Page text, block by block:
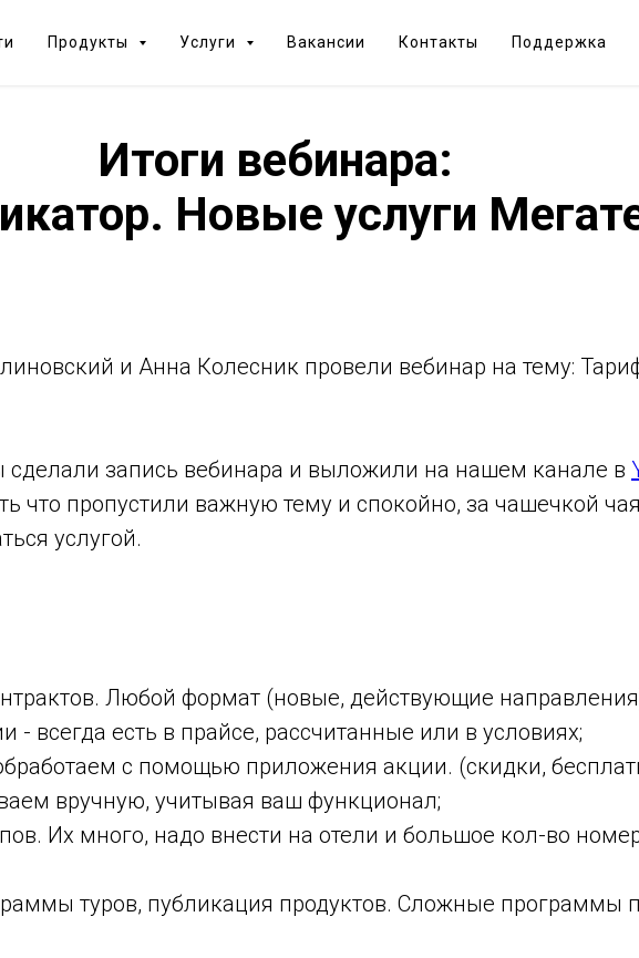
Продукты Услуги Вакансии Контакты Поддержка
Итоги вебинара:
Новые услуги
и Анна Колесник провели вебинар на тему:
сделали запись вебинара и выложили на нашем канале в
что пропустили важную тему и спокойно, за чашечкой
услугой.
Любой формат (новые, действующие
всегда есть в прайсе, рассчитанные или в условиях;
с помощью приложения акции. (скидки,
вручную, учитывая ваш функционал;
Их много, надо внести на отели и большое кол-во
туров, публикация продуктов. Сложные программы